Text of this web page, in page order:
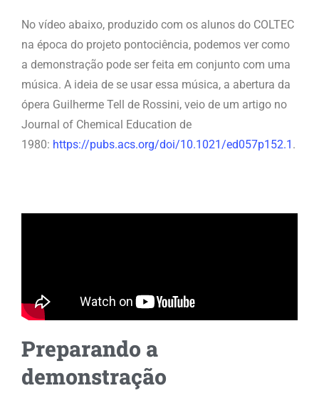
No vídeo abaixo, produzido com os alunos do COLTEC
na época do projeto pontociência, podemos ver como
a demonstração pode ser feita em conjunto com uma
música. A ideia de se usar essa música, a abertura da
ópera Guilherme Tell de Rossini, veio de um artigo no
Journal of Chemical Education de
1980: https://pubs.acs.org/doi/10.1021/ed057p152.1 .
Preparando a
demonstração